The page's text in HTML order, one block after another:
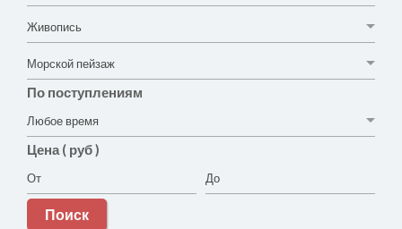
По поступлениям
Цена ( руб )
Поиск